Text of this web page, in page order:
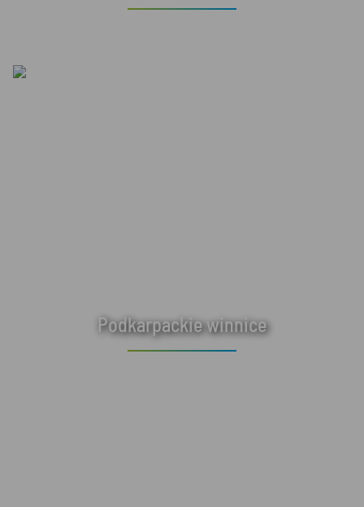
Podkarpackie winnice